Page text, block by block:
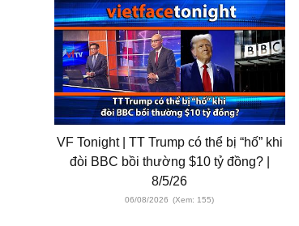
VF Tonight | TT Trump có thể bị “hố” khi
đòi BBC bồi thường $10 tỷ đồng? |
8/5/26
06/08/2026 (Xem: 155)